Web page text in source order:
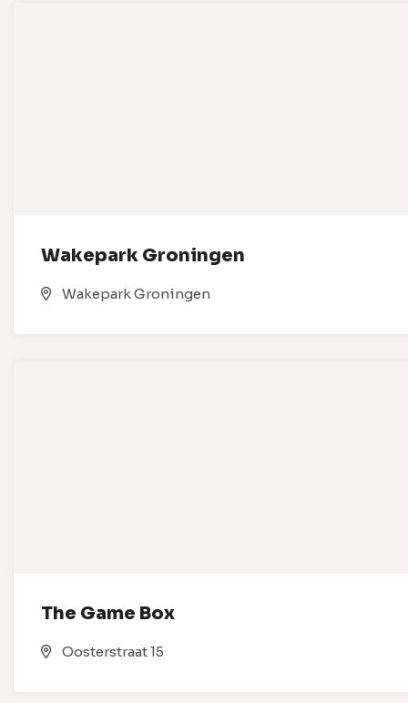
Wakepark Groningen
Wakepark Groningen
The Game Box
Oosterstraat 15